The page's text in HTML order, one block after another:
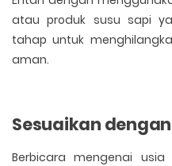
atau produk susu sapi
tahap untuk
aman.
Sesuaikan
Berbicara mengenai